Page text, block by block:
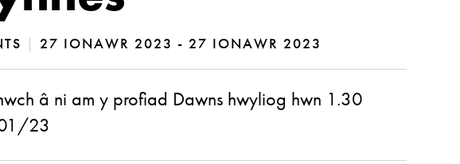
| 27 IONAWR 2023 - 27 IONAWR 2023
â ni am y profiad Dawns hwyliog hwn 1.30
23